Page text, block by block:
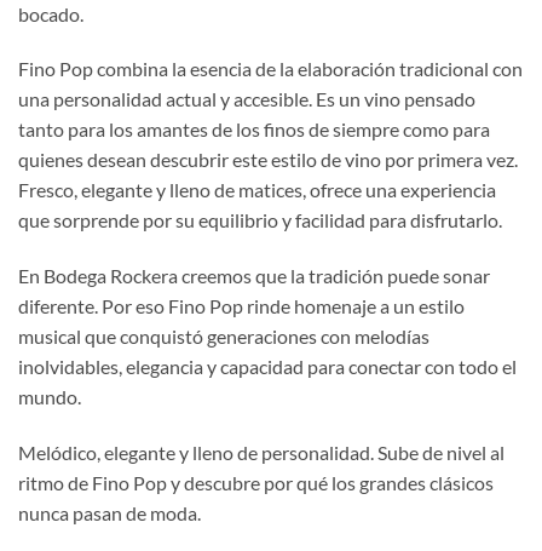
bocado.
Fino Pop combina la esencia de la elaboración tradicional con
una personalidad actual y accesible. Es un vino pensado
tanto para los amantes de los finos de siempre como para
quienes desean descubrir este estilo de vino por primera vez.
Fresco, elegante y lleno de matices, ofrece una experiencia
que sorprende por su equilibrio y facilidad para disfrutarlo.
En Bodega Rockera creemos que la tradición puede sonar
diferente. Por eso Fino Pop rinde homenaje a un estilo
musical que conquistó generaciones con melodías
inolvidables, elegancia y capacidad para conectar con todo el
mundo.
Melódico, elegante y lleno de personalidad. Sube de nivel al
ritmo de Fino Pop y descubre por qué los grandes clásicos
nunca pasan de moda.